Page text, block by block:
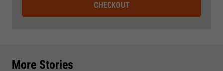
CHECKOUT
More Stories